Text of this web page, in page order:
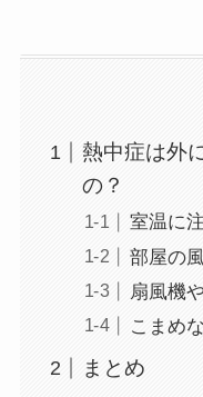
熱中症は外
の？
室温に
部屋の
扇風機
こまめ
まとめ